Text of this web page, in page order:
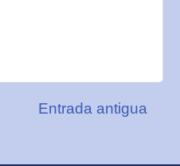
Entrada antigua